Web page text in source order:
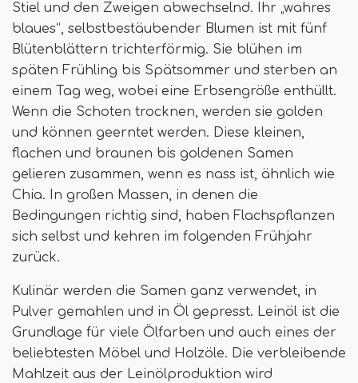
Stiel und den Zweigen abwechselnd. Ihr „wahres
blaues“, selbstbestäubender Blumen ist mit fünf
Blütenblättern trichterförmig. Sie blühen im
späten Frühling bis Spätsommer und sterben an
einem Tag weg, wobei eine Erbsengröße enthüllt.
Wenn die Schoten trocknen, werden sie golden
und können geerntet werden. Diese kleinen,
flachen und braunen bis goldenen Samen
gelieren zusammen, wenn es nass ist, ähnlich wie
Chia. In großen Massen, in denen die
Bedingungen richtig sind, haben Flachspflanzen
sich selbst und kehren im folgenden Frühjahr
zurück.
Kulinär werden die Samen ganz verwendet, in
Pulver gemahlen und in Öl gepresst. Leinöl ist die
Grundlage für viele Ölfarben und auch eines der
beliebtesten Möbel und Holzöle. Die verbleibende
Mahlzeit aus der Leinölproduktion wird